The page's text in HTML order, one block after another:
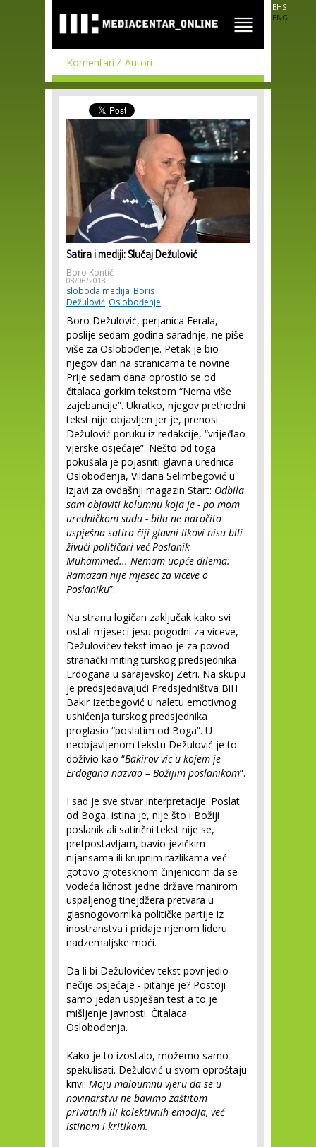
main
content
BHS
ENG
Komentari Autori
Satira i mediji: Slučaj Dežulović
Boro Kontić
08/06/2018
sloboda medija Boris
Dežulović Oslobođenje
Boro Dežulović, perjanica Ferala,
poslije sedam godina saradnje, ne piše
više za Oslobođenje. Petak je bio
njegov dan na stranicama te novine.
Prije sedam dana oprostio se od
čitalaca gorkim tekstom “Nema više
zajebancije”. Ukratko, njegov prethodni
tekst nije objavljen jer je, prenosi
Dežulović poruku iz redakcije, “vrijeđao
vjerske osjećaje”. Nešto od toga
pokušala je pojasniti glavna urednica
Oslobođenja, Vildana Selimbegović u
izjavi za ovdašnji magazin Start: Odbila
sam objaviti kolumnu koja je - po mom
uredničkom sudu - bila ne naročito
uspješna satira čiji glavni likovi nisu bili
živući političari već Poslanik
Muhammed... Nemam uopće dilema:
Ramazan nije mjesec za viceve o
Poslaniku”.
Na stranu logičan zaključak kako svi
ostali mjeseci jesu pogodni za viceve,
Dežulovićev tekst imao je za povod
stranački miting turskog predsjednika
Erdogana u sarajevskoj Zetri. Na skupu
je predsjedavajući Predsjedništva BiH
Bakir Izetbegović u naletu emotivnog
ushićenja turskog predsjednika
proglasio “poslatim od Boga”. U
neobjavljenom tekstu Dežulović je to
doživio kao “Bakirov vic u kojem je
Erdogana nazvao – Božijim poslanikom”.
I sad je sve stvar interpretacije. Poslat
od Boga, istina je, nije što i Božiji
poslanik ali satirični tekst nije se,
pretpostavljam, bavio jezičkim
nijansama ili krupnim razlikama već
gotovo grotesknom činjenicom da se
vodeća ličnost jedne države manirom
uspaljenog tinejdžera pretvara u
glasnogovornika političke partije iz
inostranstva i pridaje njenom lideru
nadzemaljske moći.
Da li bi Dežulovićev tekst povrijedio
nečije osjećaje - pitanje je? Postoji
samo jedan uspješan test a to je
mišljenje javnosti. Čitalaca
Oslobođenja.
Kako je to izostalo, možemo samo
spekulisati. Dežulović u svom oproštaju
krivi: Moju maloumnu vjeru da se u
novinarstvu ne bavimo zaštitom
privatnih ili kolektivnih emocija, već
istinom i kritikom.